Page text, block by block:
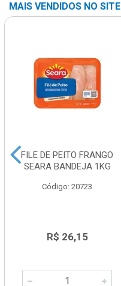
MAIS VENDIDOS NO SITE
FILE DE PEITO FRANGO
SEARA BANDEJA 1KG
Código: 20723
R$ 26,15